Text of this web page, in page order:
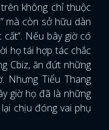
không chỉ thuộc
mà còn sở hữu dàn
Nếu bây giờ có
họ tái hợp tác chắc
Cbiz, ăn đứt những
Nhưng Tiểu Thang
giờ họ đã là những
chịu đóng vai phụ